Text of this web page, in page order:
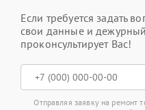
Если требуется задать
свои данные и
проконсультирует Вас!
Отправляя заявку на ремонт